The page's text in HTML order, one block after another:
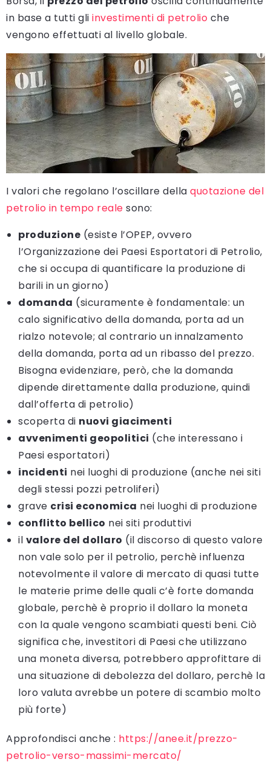
in base a tutti gli investimenti di petrolio che
vengono effettuati al livello globale.
I valori che regolano l’oscillare della quotazione del
petrolio in tempo reale sono:
produzione (esiste l’OPEP, ovvero
l’Organizzazione dei Paesi Esportatori di Petrolio,
che si occupa di quantificare la produzione di
barili in un giorno)
domanda (sicuramente è fondamentale: un
calo significativo della domanda, porta ad un
rialzo notevole; al contrario un innalzamento
della domanda, porta ad un ribasso del prezzo.
Bisogna evidenziare, però, che la domanda
dipende direttamente dalla produzione, quindi
dall’offerta di petrolio)
scoperta di nuovi giacimenti
avvenimenti geopolitici (che interessano i
Paesi esportatori)
incidenti nei luoghi di produzione (anche nei siti
degli stessi pozzi petroliferi)
grave crisi economica nei luoghi di produzione
conflitto bellico nei siti produttivi
il valore del dollaro (il discorso di questo valore
non vale solo per il petrolio, perchè influenza
notevolmente il valore di mercato di quasi tutte
le materie prime delle quali c’è forte domanda
globale, perchè è proprio il dollaro la moneta
con la quale vengono scambiati questi beni. Ciò
significa che, investitori di Paesi che utilizzano
una moneta diversa, potrebbero approfittare di
una situazione di debolezza del dollaro, perchè la
loro valuta avrebbe un potere di scambio molto
più forte)
Approfondisci anche : https://anee.it/prezzo-
petrolio-verso-massimi-mercato/